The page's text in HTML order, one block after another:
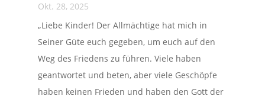
Okt. 28, 2025
„Liebe Kinder! Der Allmächtige hat mich in
Seiner Güte euch gegeben, um euch auf den
Weg des Friedens zu führen. Viele haben
geantwortet und beten, aber viele Geschöpfe
haben keinen Frieden und haben den Gott der